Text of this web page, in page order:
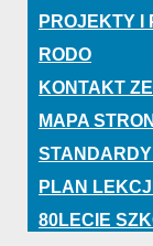
PROJEKTY I
RODO
KONTAKT
MAPA
PLAN LEKCJI
80LECIE